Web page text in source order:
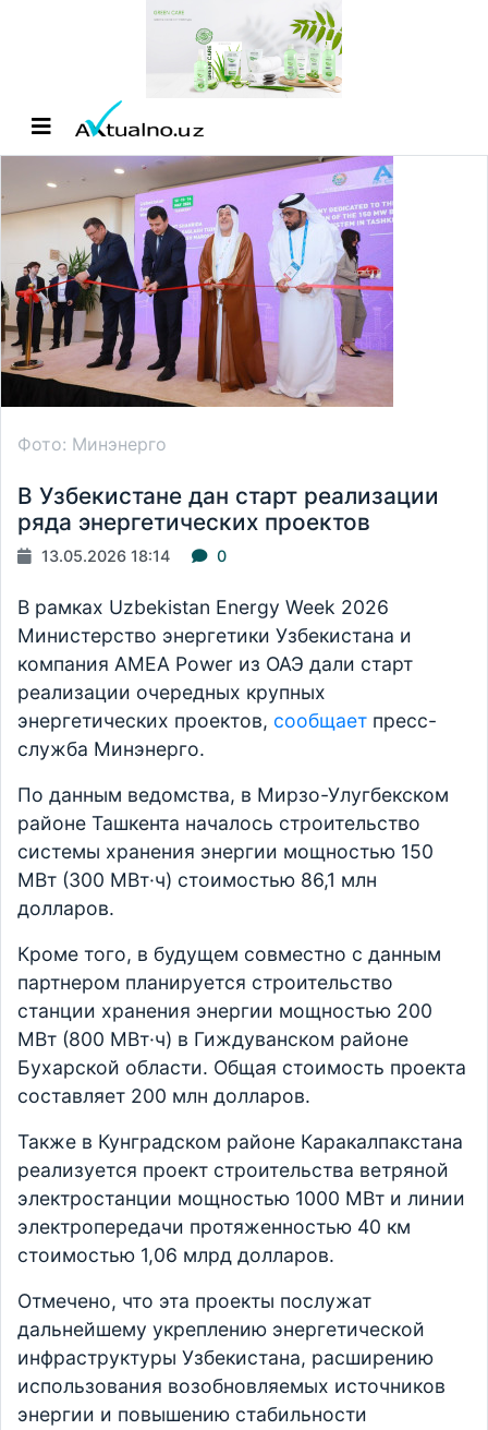
Фото: Минэнерго
В Узбекистане дан старт реализации
ряда энергетических проектов
13.05.2026 18:14 0
В рамках Uzbekistan Energy Week 2026
Министерство энергетики Узбекистана и
компания AMEA Power из ОАЭ дали старт
реализации очередных крупных
энергетических проектов, сообщает пресс-
служба Минэнерго.
По данным ведомства, в Мирзо-Улугбекском
районе Ташкента началось строительство
системы хранения энергии мощностью 150
МВт (300 МВт·ч) стоимостью 86,1 млн
долларов.
Кроме того, в будущем совместно с данным
партнером планируется строительство
станции хранения энергии мощностью 200
МВт (800 МВт·ч) в Гиждуванском районе
Бухарской области. Общая стоимость проекта
составляет 200 млн долларов.
Также в Кунградском районе Каракалпакстана
реализуется проект строительства ветряной
электростанции мощностью 1000 МВт и линии
электропередачи протяженностью 40 км
стоимостью 1,06 млрд долларов.
Отмечено, что эта проекты послужат
дальнейшему укреплению энергетической
инфраструктуры Узбекистана, расширению
использования возобновляемых источников
энергии и повышению стабильности